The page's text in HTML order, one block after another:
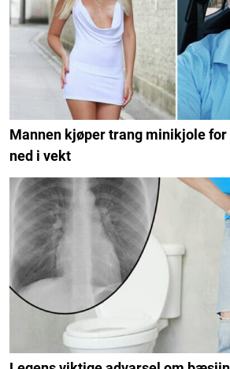
Mannen kjøper trang minikjole for
ned i vekt